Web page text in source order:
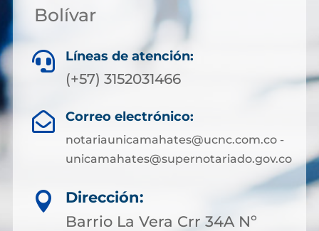
Bolívar
 Líneas de atención:
(+57) 3152031466
 Correo electrónico:
notariaunicamahates@ucnc.com.co -
unicamahates@supernotariado.gov.co

Dirección:
Barrio La Vera Crr 34A Nº